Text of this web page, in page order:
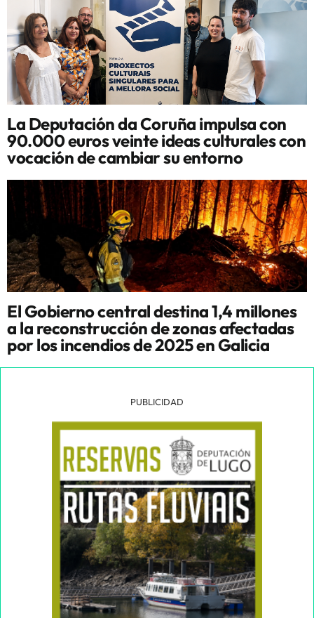
La Deputación da Coruña impulsa con
90.000 euros veinte ideas culturales con
vocación de cambiar su entorno
El Gobierno central destina 1,4 millones
a la reconstrucción de zonas afectadas
por los incendios de 2025 en Galicia
PUBLICIDAD